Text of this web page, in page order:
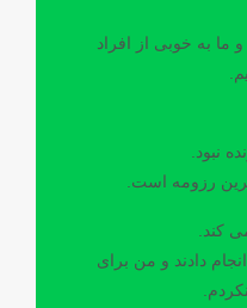
ما به خوبی از افراد
نبود.
رزومه است.
دادند و من برای